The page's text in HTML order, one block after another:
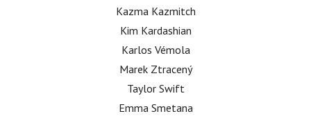
Kazma Kazmitch
Kim Kardashian
Karlos Vémola
Marek Ztracený
Taylor Swift
Emma Smetana